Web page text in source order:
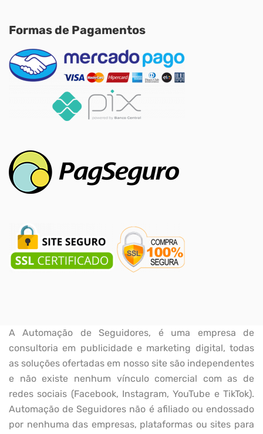
Formas de Pagamentos
A Automação de Seguidores, é uma empresa de
consultoria em publicidade e marketing digital, todas
as soluções ofertadas em nosso site são independentes
e não existe nenhum vínculo comercial com as de
redes sociais (Facebook, Instagram, YouTube e TikTok).
Automação de Seguidores não é afiliado ou endossado
por nenhuma das empresas, plataformas ou sites para